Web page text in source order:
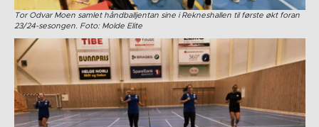
Tor Odvar Moen samlet håndballjentan sine i Rekneshallen til første økt foran
23/24-sesongen. Foto: Molde Elite